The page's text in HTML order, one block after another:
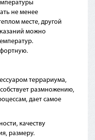
не менее
месте, другой
можно
террариума,
размножению,
дает самое
качеству
размеру.